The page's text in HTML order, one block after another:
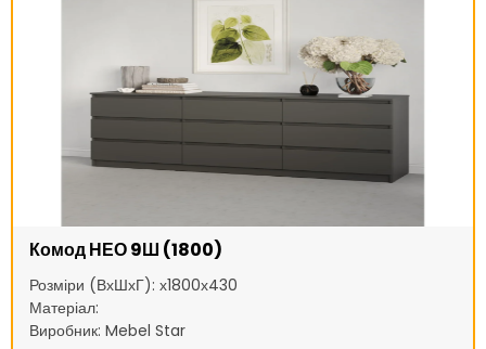
Комод НЕО 9Ш (1800)
Розміри (ВхШхГ): х1800х430
Матеріал:
Виробник: Mebel Star